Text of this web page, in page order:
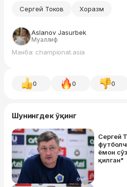
Сергей Токов Хоразм
Aslanov Jasurbek
Муаллиф
Манба: championat.asia
0 0 0
Шунингдек ўқинг
Сергей
ёмон
қилган"